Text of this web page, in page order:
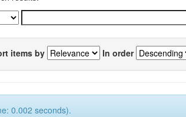
items by In order
0.002 seconds).